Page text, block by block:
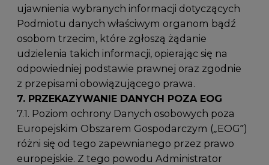
ujawnienia wybranych informacji dotyczących
Podmiotu danych właściwym organom bądź
osobom trzecim, które zgłoszą żądanie
udzielenia takich informacji, opierając się na
odpowiedniej podstawie prawnej oraz zgodnie
z przepisami obowiązującego prawa.
7. PRZEKAZYWANIE DANYCH POZA EOG
7.1. Poziom ochrony Danych osobowych poza
Europejskim Obszarem Gospodarczym („EOG”)
różni się od tego zapewnianego przez prawo
europejskie. Z tego powodu Administrator